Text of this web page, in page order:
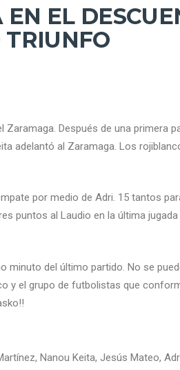
EL
TRIUNFO
Después de una primera
adelantó al Zaramaga. Los
por medio de Adri. 15 tantos
puntos al Laudio en la última jugada
minuto del último partido. No se
y el grupo de futbolistas que
Nanou Keita, Jesús Mateo,